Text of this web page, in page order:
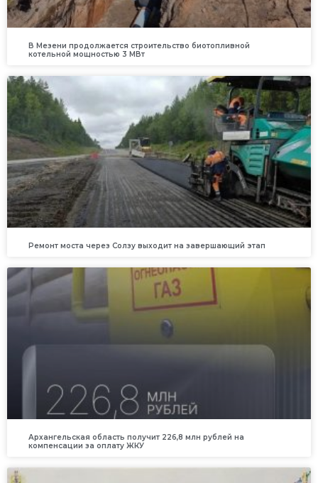
В Мезени продолжается строительство биотопливной
котельной мощностью 3 МВт
Ремонт моста через Солзу выходит на завершающий этап
Архангельская область получит 226,8 млн рублей на
компенсации за оплату ЖКУ